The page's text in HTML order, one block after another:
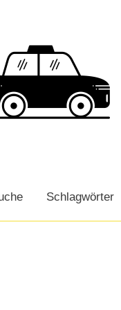
Schlagwörter